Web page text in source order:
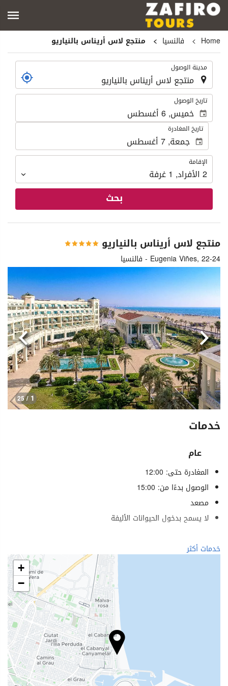
Home فالنسيا
منتجع لاس أريناس بالنياريو
. مدينة الوصول
. تاريخ الوصول
تاريخ المغادرة
الإقامة
الإقامة
2 الأفراد,
1غرفة
بحث
منتجع لاس أريناس بالنياريو
Eugenia Viñes, 22-24 - فالنسيا
1
/ 25
السابق
خدمات
عام
المغادرة حتى: 12:00
الوصول بدءًا من: 15:00
مصعد
لا يسمح بدخول الحيوانات الأليفة
الرفاهية
الطعام والمشروبات
خدمات أكثر
+
−